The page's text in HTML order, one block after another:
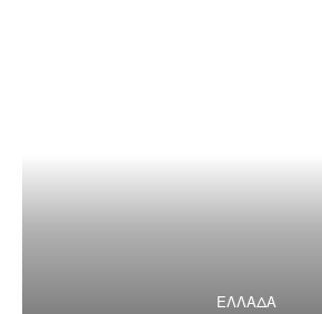
ΕΛΛΑΔΑ